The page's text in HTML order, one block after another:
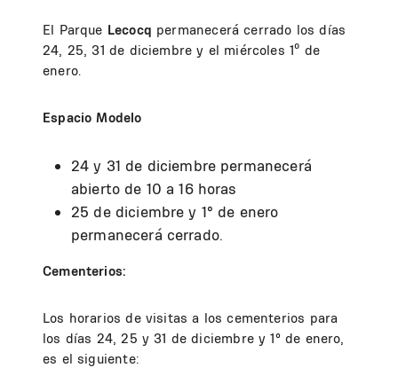
El Parque Lecocq permanecerá cerrado los días
24, 25, 31 de diciembre y el miércoles 1º de
enero.
Espacio Modelo
24 y 31 de diciembre permanecerá
abierto de 10 a 16 horas
25 de diciembre y 1° de enero
permanecerá cerrado.
Cementerios:
Los horarios de visitas a los cementerios para
los días 24, 25 y 31 de diciembre y 1° de enero,
es el siguiente: